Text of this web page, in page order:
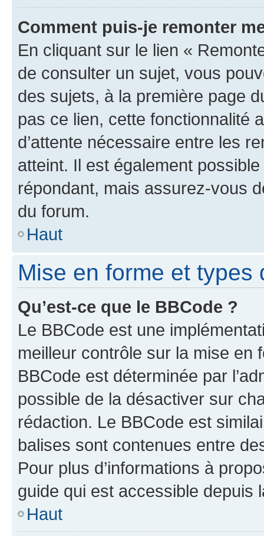
Comment puis-je remonter
En cliquant sur le lien «
de consulter un sujet, vous
des sujets, à la première page
pas ce lien, cette fonctionnalité
d’attente nécessaire entre les
atteint. Il est également
répondant, mais assurez-vous
du forum.
Haut
Mise en forme et types
Qu’est-ce que le BBCode ?
Le BBCode est une
meilleur contrôle sur la mise en
BBCode est déterminée par
possible de la désactiver sur
rédaction. Le BBCode est
balises sont contenues entre
Pour plus d’informations à
guide qui est accessible depuis
Haut